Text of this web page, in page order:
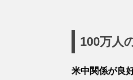
100万人
米中関係が良